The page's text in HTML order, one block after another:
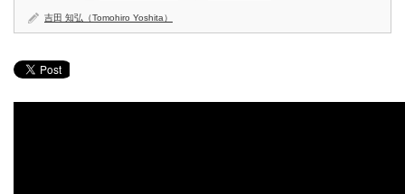
吉田 知弘（Tomohiro Yoshita）